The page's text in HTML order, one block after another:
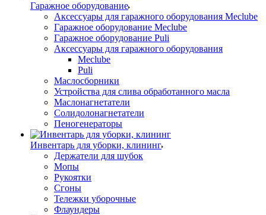
Гаражное оборудование
Аксессуары для гаражного оборудования Meclube
Гаражное оборудование Meclube
Гаражное оборудование Puli
Аксессуары для гаражного оборудования
Meclube
Puli
Маслосборники
Устройства для слива обработанного масла
Маслонагнетатели
Солидолонагнетатели
Пеногенераторы
Инвентарь для уборки, клининг
Держатели для шубок
Мопы
Рукоятки
Сгоны
Тележки уборочные
Флаундеры